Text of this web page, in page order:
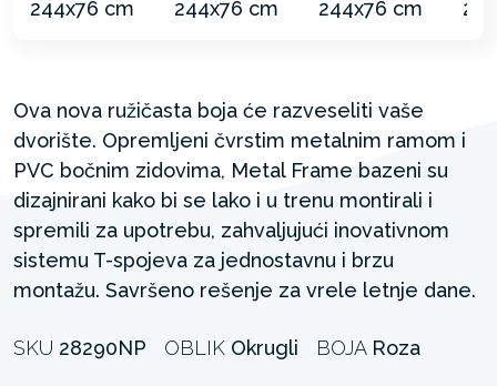
Ova nova ružičasta boja će razveseliti vaše
dvorište. Opremljeni čvrstim metalnim ramom i
PVC bočnim zidovima, Metal Frame bazeni su
dizajnirani kako bi se lako i u trenu montirali i
spremili za upotrebu, zahvaljujući inovativnom
sistemu T-spojeva za jednostavnu i brzu
montažu. Savršeno rešenje za vrele letnje dane.
SKU 28290NP OBLIK Okrugli BOJA Roza